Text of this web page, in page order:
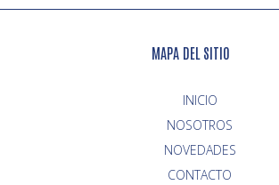
MAPA DEL SITIO
INICIO
NOVEDADES
CONTACTO